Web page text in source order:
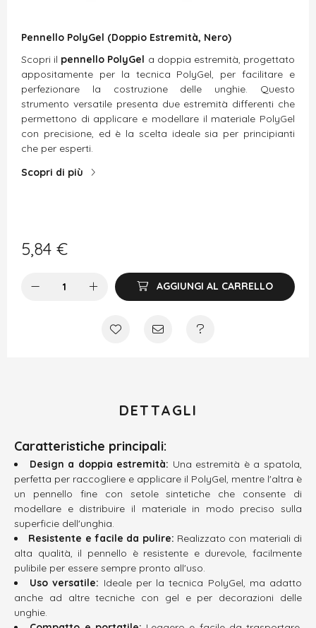
Pennello PolyGel (Doppio Estremità, Nero)
Scopri il pennello PolyGel a doppia estremità, progettato
appositamente per la tecnica PolyGel, per facilitare e
perfezionare la costruzione delle unghie. Questo
strumento versatile presenta due estremità differenti che
permettono di applicare e modellare il materiale PolyGel
con precisione, ed è la scelta ideale sia per principianti
che per esperti.
Scopri di più
5,84 €
AGGIUNGI AL CARRELLO
DETTAGLI
Caratteristiche principali:
Design a doppia estremità: Una estremità è a spatola,
perfetta per raccogliere e applicare il PolyGel, mentre l'altra è
un pennello fine con setole sintetiche che consente di
modellare e distribuire il materiale in modo preciso sulla
superficie dell'unghia.
Resistente e facile da pulire: Realizzato con materiali di
alta qualità, il pennello è resistente e durevole, facilmente
pulibile per essere sempre pronto all'uso.
Uso versatile: Ideale per la tecnica PolyGel, ma adatto
anche ad altre tecniche con gel e per decorazioni delle
unghie.